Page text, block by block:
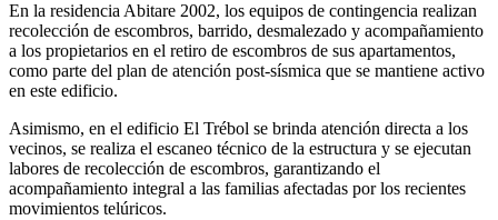
En la residencia Abitare 2002, los equipos de contingencia realizan
recolección de escombros, barrido, desmalezado y acompañamiento
a los propietarios en el retiro de escombros de sus apartamentos,
como parte del plan de atención post-sísmica que se mantiene activo
en este edificio.
Asimismo, en el edificio El Trébol se brinda atención directa a los
vecinos, se realiza el escaneo técnico de la estructura y se ejecutan
labores de recolección de escombros, garantizando el
acompañamiento integral a las familias afectadas por los recientes
movimientos telúricos.